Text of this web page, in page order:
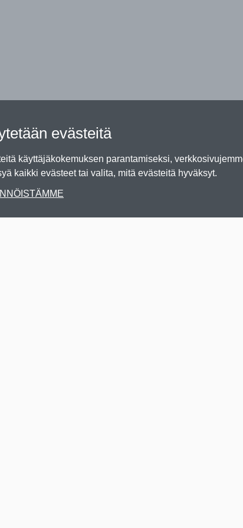
evästeitä
käyttäjäkokemuksen parantamiseksi,
kaikki evästeet tai valita, mitä evästeitä hyväksyt.